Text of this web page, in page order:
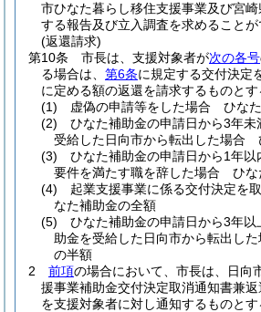
市ひなた暮らし移住支援事業及び宮
する報告及び立入調査を求めることが
(返還請求)
第10条
市長は、支援対象者が次の各号
る場合は、 第6条に規定する交付決定
に定める額の返還を請求するものとす
(1)
虚偽の申請等をした場合 ひな
(2)
ひなた補助金の申請日から3年未
受給した日向市から転出した場合
(3)
ひなた補助金の申請日から1年
要件を満たす職を辞した場合 ひな
(4)
起業支援事業に係る交付決定を
なた補助金の全額
(5)
ひなた補助金の申請日から3年
助金を受給した日向市から転出し
の半額
2
前項の場合において、市長は、日向
援事業補助金交付決定取消通知書兼
を支援対象者に対し通知するものとす